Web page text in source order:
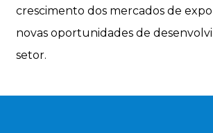
crescimento dos mercados de
novas oportunidades de
setor.